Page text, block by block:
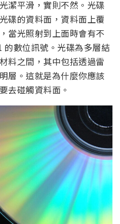
潔平滑，實則不然。光碟
碟的資料面，資料面上覆
當光照射到上面時會有不
的數位訊號。光碟為多層結
料之間，其中包括透過雷
層。這就是為什麼你應該
去碰觸資料面。